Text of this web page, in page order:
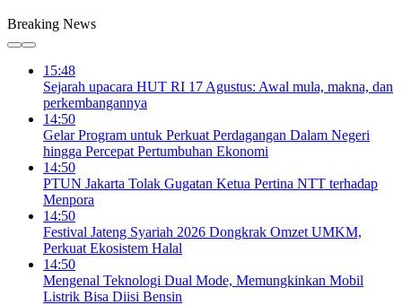
Breaking News
15:48
Sejarah upacara HUT RI 17 Agustus: Awal mula, makna, dan
perkembangannya
14:50
Gelar Program untuk Perkuat Perdagangan Dalam Negeri
hingga Percepat Pertumbuhan Ekonomi
14:50
PTUN Jakarta Tolak Gugatan Ketua Pertina NTT terhadap
Menpora
14:50
Festival Jateng Syariah 2026 Dongkrak Omzet UMKM,
Perkuat Ekosistem Halal
14:50
Mengenal Teknologi Dual Mode, Memungkinkan Mobil
Listrik Bisa Diisi Bensin